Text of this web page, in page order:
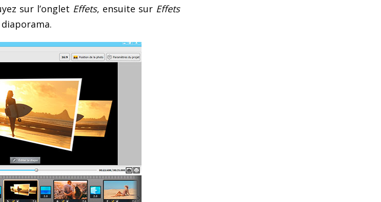
sur l’onglet Effets, ensuite sur Effets